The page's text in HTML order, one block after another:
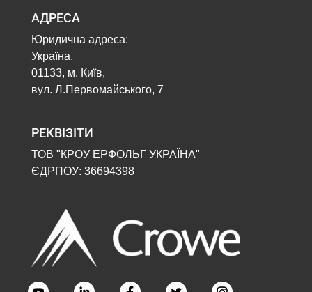
АДРЕСА
Юридична адреса:
Україна,
01133, м. Київ,
вул. Л.Первомайського, 7
РЕКВІЗІТИ
ТОВ "КРОУ ЕРФОЛЬГ УКРАЇНА"
ЄДРПОУ: 36694398